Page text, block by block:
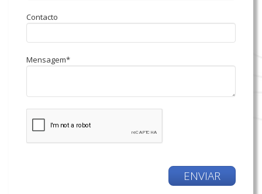
Contacto
Mensagem*
ENVIAR